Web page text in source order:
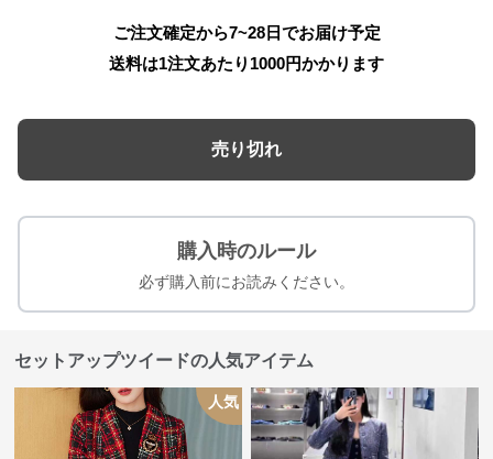
ご注文確定から7~28日でお届け予定
送料は1注文あたり 1000円かかります
売り切れ
購入時のルール
必ず購入前にお読みください。
セットアップツイードの人気アイテム
人気